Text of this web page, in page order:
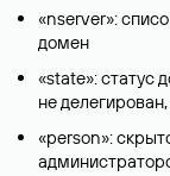
«nserver»:
домен
«state»: статус
не
«person»: